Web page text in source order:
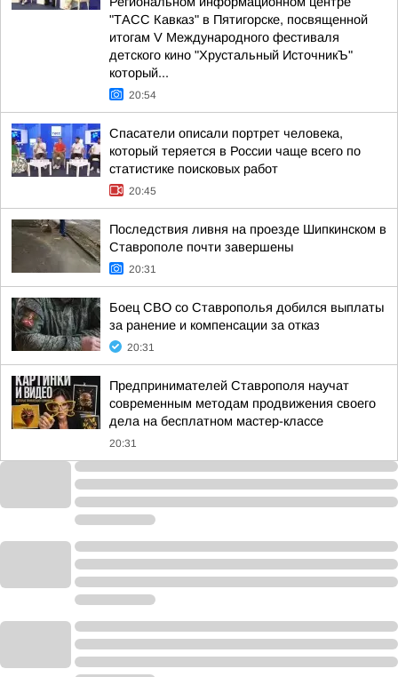
"ТАСС Кавказ" в Пятигорске, посвященной
итогам V Международного фестиваля
детского кино "Хрустальный ИсточникЪ"
который...
20:54
Спасатели описали портрет человека,
который теряется в России чаще всего по
статистике поисковых работ
20:45
Последствия ливня на проезде Шипкинском в
Ставрополе почти завершены
20:31
Боец СВО со Ставрополья добился выплаты
за ранение и компенсации за отказ
20:31
Предпринимателей Ставрополя научат
современным методам продвижения своего
дела на бесплатном мастер-классе
20:31